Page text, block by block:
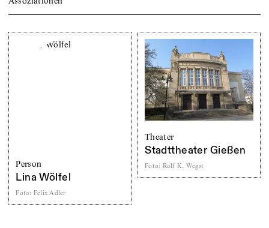
Person
Lina Wölfel
Foto: Felix Adler
Theater
Stadttheater Gießen
Foto: Rolf K. Wegst